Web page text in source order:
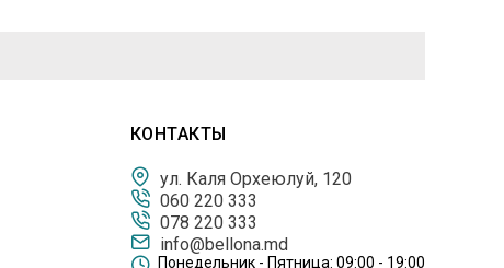
КОНТАКТЫ
ул. Каля Орхеюлуй, 120
060 220 333
078 220 333
info@bellona.md
Понедельник - Пятница: 09:00 - 19:00